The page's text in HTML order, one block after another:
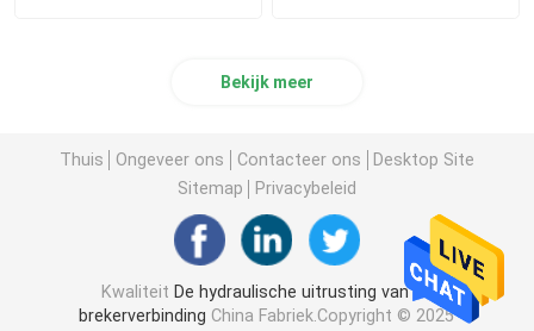
Bekijk meer
Thuis Ongeveer ons Contacteer ons
Desktop Site
Sitemap
Privacybeleid
Kwaliteit De hydraulische uitrusting van de
brekerverbinding China Fabriek.Copyright © 2025